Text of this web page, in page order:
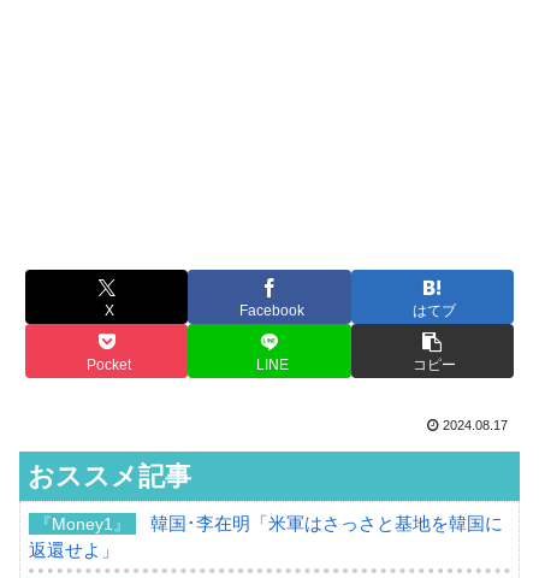
X Facebook はてブ
Pocket LINE コピー
2024.08.17
おススメ記事
『Money1』
韓国･李在明「米軍はさっさと基地を韓国に
返還せよ」